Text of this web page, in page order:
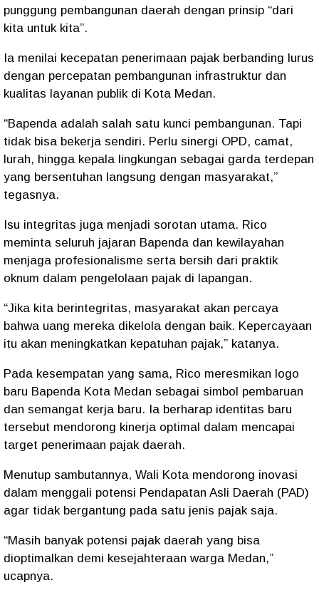
punggung pembangunan daerah dengan prinsip “dari
kita untuk kita”.
Ia menilai kecepatan penerimaan pajak berbanding lurus
dengan percepatan pembangunan infrastruktur dan
kualitas layanan publik di Kota Medan.
“Bapenda adalah salah satu kunci pembangunan. Tapi
tidak bisa bekerja sendiri. Perlu sinergi OPD, camat,
lurah, hingga kepala lingkungan sebagai garda terdepan
yang bersentuhan langsung dengan masyarakat,”
tegasnya.
Isu integritas juga menjadi sorotan utama. Rico
meminta seluruh jajaran Bapenda dan kewilayahan
menjaga profesionalisme serta bersih dari praktik
oknum dalam pengelolaan pajak di lapangan.
“Jika kita berintegritas, masyarakat akan percaya
bahwa uang mereka dikelola dengan baik. Kepercayaan
itu akan meningkatkan kepatuhan pajak,” katanya.
Pada kesempatan yang sama, Rico meresmikan logo
baru Bapenda Kota Medan sebagai simbol pembaruan
dan semangat kerja baru. Ia berharap identitas baru
tersebut mendorong kinerja optimal dalam mencapai
target penerimaan pajak daerah.
Menutup sambutannya, Wali Kota mendorong inovasi
dalam menggali potensi Pendapatan Asli Daerah (PAD)
agar tidak bergantung pada satu jenis pajak saja.
“Masih banyak potensi pajak daerah yang bisa
dioptimalkan demi kesejahteraan warga Medan,”
ucapnya.